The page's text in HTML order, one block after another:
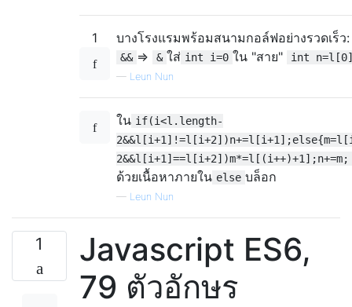
{
            m
= l [i];
return n
;
1 บางโรงแรมพร้อมสนามกอล์ฟอย่างรวดเร็
&& => & ใส่ int i=0 ใน "สาย" int
— Leun Nun
ใน if(i<l.length-
2&&l[i+1]==l[i+2])m*=l[(i++)+1];n+=m;
ด้วยเนื้อหาภายใน else บล็อก
— Leun Nun
1
Javascript ES6,
79 ตัวอักษร